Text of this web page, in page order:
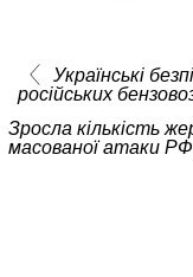
Українські
російських
Зросла кількість
масованої атаки РФ